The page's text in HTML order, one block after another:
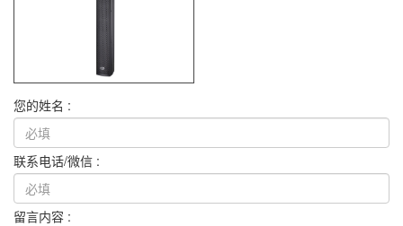
您的姓名 :
联系电话/微信 :
留言内容 :